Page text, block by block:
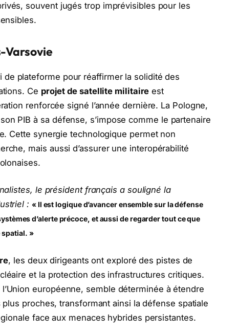
souvent jugés trop imprévisibles pour les
Varsovie
de plateforme pour réaffirmer la solidité des
Ce projet de satellite militaire est
renforcée signé l’année dernière. La Pologne,
PIB à sa défense, s’impose comme le partenaire
Cette synergie technologique permet non
mais aussi d’assurer une interopérabilité
le président français a souligné la
: « Il est logique d’avancer ensemble sur la défense
d’alerte précoce, et aussi de regarder tout ce que
spatial. »
, les deux dirigeants ont exploré des pistes de
et la protection des infrastructures critiques.
européenne, semble déterminée à étendre
proches, transformant ainsi la défense spatiale
face aux menaces hybrides persistantes.